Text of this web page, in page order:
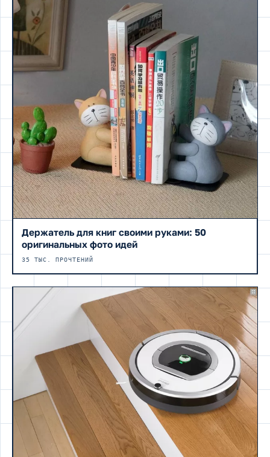
Держатель для книг своими руками: 50
оригинальных фото идей
35 ТЫС. ПРОЧТЕНИЙ